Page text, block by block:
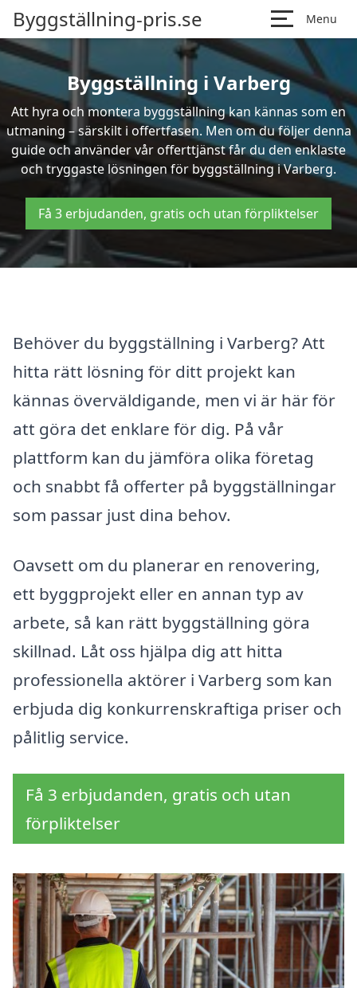
Byggställning-pris.se Menu
Byggställning i Varberg
Att hyra och montera byggställning kan kännas som en
utmaning – särskilt i offertfasen. Men om du följer denna
guide och använder vår offerttjänst får du den enklaste
och tryggaste lösningen för byggställning i Varberg.
Få 3 erbjudanden, gratis och utan förpliktelser
Behöver du byggställning i Varberg? Att
hitta rätt lösning för ditt projekt kan
kännas överväldigande, men vi är här för
att göra det enklare för dig. På vår
plattform kan du jämföra olika företag
och snabbt få offerter på byggställningar
som passar just dina behov.
Oavsett om du planerar en renovering,
ett byggprojekt eller en annan typ av
arbete, så kan rätt byggställning göra
skillnad. Låt oss hjälpa dig att hitta
professionella aktörer i Varberg som kan
erbjuda dig konkurrenskraftiga priser och
pålitlig service.
Få 3 erbjudanden, gratis och utan
förpliktelser